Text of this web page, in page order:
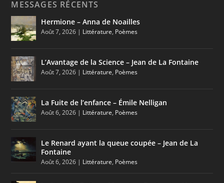
MESSAGES RÉCENTS
Hermione – Anna de Noailles
Août 7, 2026 | Littérature, Poèmes
L’Avantage de la Science – Jean de La Fontaine
Août 7, 2026 | Littérature, Poèmes
La Fuite de l’enfance – Émile Nelligan
Août 6, 2026 | Littérature, Poèmes
Le Renard ayant la queue coupée – Jean de La
Fontaine
Août 6, 2026 | Littérature, Poèmes